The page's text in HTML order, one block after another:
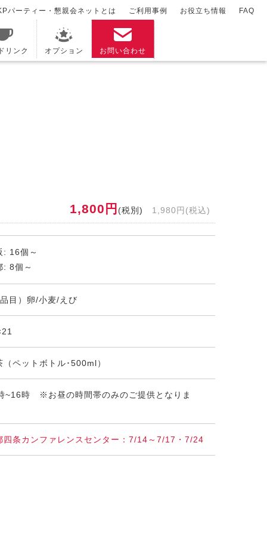
リンク オプション お問い合わせ
パーティー・懇親会ネットとは ご利用事例 お役立ち情報 FAQ
1,800円 (税別) 1,980円(税込)
: 16個～
: 8個～
品目）卵/小麦/えび
（ペットボトル･500ml）
~16時 ※お昼の時間帯のみのご提供となりま
四条カンファレンスセンター：7/14～7/17・7/24